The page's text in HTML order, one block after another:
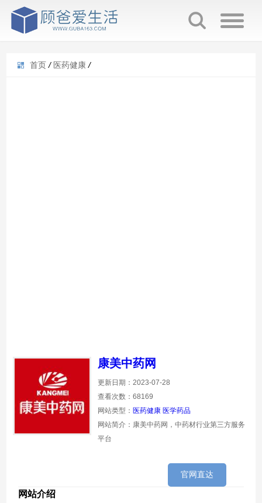
首页 / 医药健康 /
康美中药网
更新日期：2023-07-28
查看次数：68169
网站类型： 医药健康 医学药品
网站简介：康美中药网，中药材行业第三方服务
平台
官网直达
网站介绍